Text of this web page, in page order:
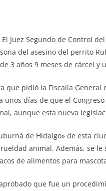
Juez Segundo de Control
del asesino del perrito
3 años 9 meses de cárcel y
que pidió la Fiscalía General
unos días de que el
aunque esta nueva
de Hidalgo» de esta
animal. Además, se
de alimentos para
que fue un